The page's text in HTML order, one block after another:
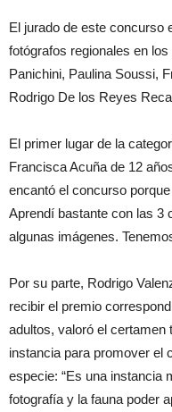
El jurado de este concurso
fotógrafos regionales en
Panichini, Paulina Soussi,
Rodrigo De los Reyes
El primer lugar de la
Francisca Acuña de 12
encantó el concurso
Aprendí bastante con las 3
algunas imágenes.
Por su parte, Rodrigo
recibir el premio
adultos, valoró el certamen
instancia para promover el
especie: “Es una instancia
fotografía y la fauna poder